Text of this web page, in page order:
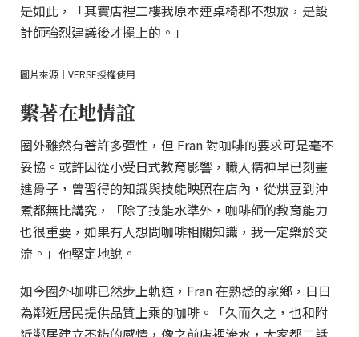
是如此，「其實店裡二樓我原本連桌椅都不想放，是設
計師強烈建議後才擺上的。」
圖片來源｜VERSE授權使用
繫著在地情誼
圈外雖然有著許多彈性，但 Fran 對咖啡的要求可是毫不
妥協。或許因從小受日式教育影響，職人精神早已刻畫
進骨子，曾習得的知識與技能映照在店內，從烘豆到沖
煮都無比講究，「除了技能水準外，咖啡師的教育能力
也很重要，如果有人想問咖啡相關知識，我一定樂於交
流。」他堅定地說。
如今圈外咖啡已然步上軌道，Fran 在熟悉的家鄉，日日
為鄰近居民提供品質上乘的咖啡。「久而久之，也和附